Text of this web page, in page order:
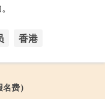
香港
费）